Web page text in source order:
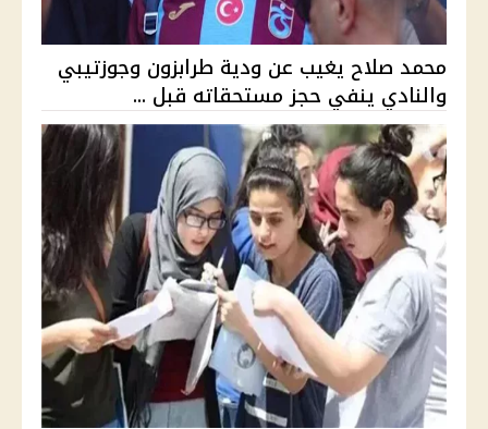
محمد صلاح يغيب عن ودية طرابزون وجوزتيبي
والنادي ينفي حجز مستحقاته قبل ...